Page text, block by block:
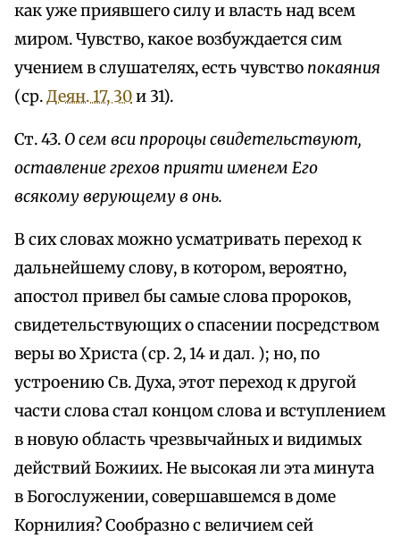
как уже приявшего силу и власть над всем
миром. Чувство, какое возбуждается сим
учением в слушателях, есть чувство покаяния
(ср.Деян. 17, 30и 31).
Ст. 43. О сем вси пророцы свидетельствуют,
оставление грехов прияти именем Его
всякому верующему в онь.
В сих словах можно усматривать переход к
дальнейшему слову, в котором, вероятно,
апостол привел бы самые слова пророков,
свидетельствующих о спасении посредством
веры во Христа (ср. 2, 14 и дал. ); но, по
устроению Св. Духа, этот переход к другой
части слова стал концом слова и вступлением
в новую область чрезвычайных и видимых
действий Божиих. Не высокая ли эта минута
в Богослужении, совершавшемся в доме
Корнилия? Сообразно с величием сей